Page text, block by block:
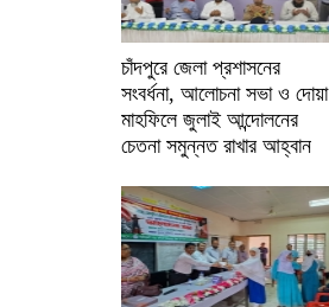
চাঁদপুরে জেলা প্রশাসনের
সংবর্ধনা, আলোচনা সভা ও দোয়া
মাহফিলে জুলাই আন্দোলনের
চেতনা সমুন্নত রাখার আহ্বান